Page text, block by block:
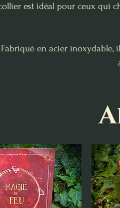
est idéal pour ceux qui
Fabriqué en acier inoxydable,